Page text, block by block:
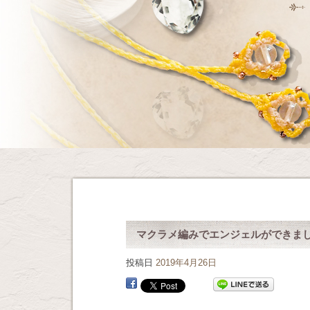
マクラメ編みでエンジェルができま
投稿日 2019年4月26日